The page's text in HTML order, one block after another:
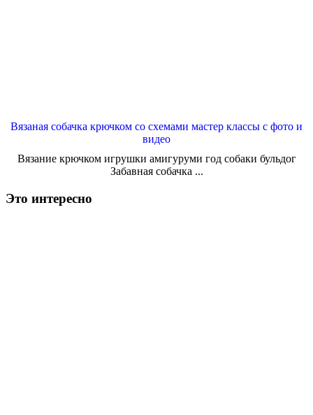
Вязаная собачка крючком со схемами мастер классы с фото и
видео
Вязание крючком игрушки амигуруми год собаки бульдог
Забавная собачка ...
Это интересно